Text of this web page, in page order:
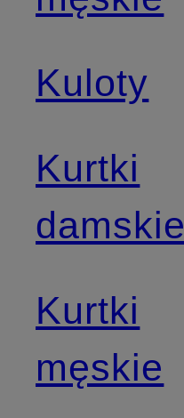
Kuloty
Kurtki
damskie
Kurtki
męskie